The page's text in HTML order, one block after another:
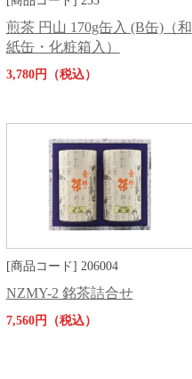
煎茶 円山 170g缶入 (B缶)（和
紙缶・化粧箱入）
3,780円（税込）
[商品コード] 206004
NZMY-2 銘茶詰合せ
7,560円（税込）